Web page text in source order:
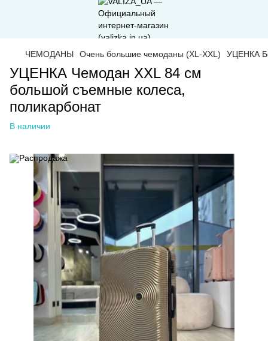
ЧЕМОДАНЫ Очень большие чемоданы (XL-XXL) УЦЕНКА
УЦЕНКА Чемодан XXL 84 см
большой съемные колеса,
поликарбонат
В наличии